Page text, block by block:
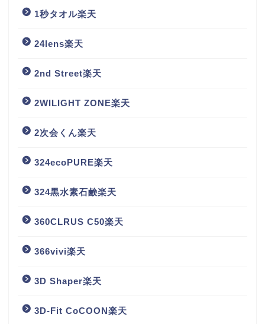
1秒タオル楽天
24lens楽天
2nd Street楽天
2WILIGHT ZONE楽天
2次会くん楽天
324ecoPURE楽天
324黒水素石鹸楽天
360CLRUS C50楽天
366vivi楽天
3D Shaper楽天
3D-Fit CoCOON楽天